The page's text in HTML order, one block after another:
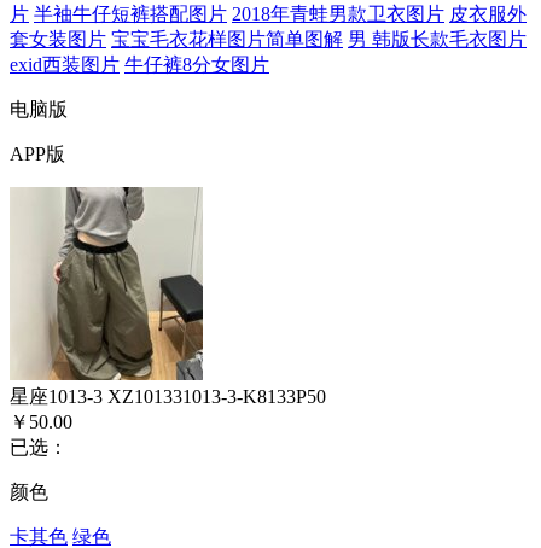
片 半袖牛仔短裤搭配图片 2018年青蛙男款卫衣图片 皮衣服外
套女装图片 宝宝毛衣花样图片简单图解 男 韩版长款毛衣图片
exid西装图片 牛仔裤8分女图片
电脑版
APP版
星座1013-3 XZ101331013-3-K8133P50
￥50.00
已选：
颜色
卡其色 绿色